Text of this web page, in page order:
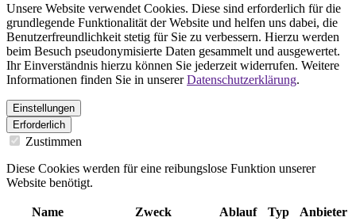
Unsere Website verwendet Cookies. Diese sind erforderlich für die
grundlegende Funktionalität der Website und helfen uns dabei, die
Benutzerfreundlichkeit stetig für Sie zu verbessern. Hierzu werden
beim Besuch pseudonymisierte Daten gesammelt und ausgewertet.
Ihr Einverständnis hierzu können Sie jederzeit widerrufen. Weitere
Informationen finden Sie in unsererDatenschutzerklärung.
Einstellungen
Erforderlich
Zustimmen
Diese Cookies werden für eine reibungslose Funktion unserer
Website benötigt.
Name Zweck Ablauf Typ Anbieter